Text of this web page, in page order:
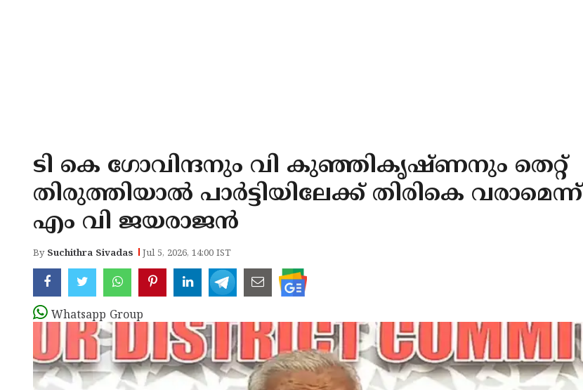
ടി കെ ഗോവിന്ദനും വി കുഞ്ഞികൃഷ്ണനും തെറ്റ്
തിരുത്തിയാല്‍ പാര്‍ട്ടിയിലേക്ക് തിരികെ വരാമെന്ന്
എം വി ജയരാജന്‍
By Suchithra Sivadas Jul 5, 2026, 14:00 IST
Whatsapp Group